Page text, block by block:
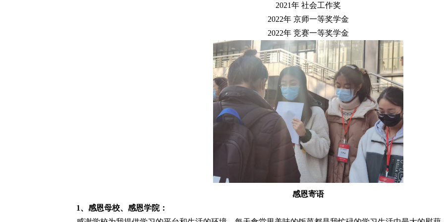
2021年 社会工作奖
2022年 京师一等奖学金
2022年 竞赛一等奖学金
感恩寄语
1、感恩母校、感恩学院：